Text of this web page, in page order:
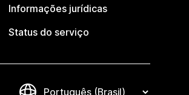
Informações jurídicas
Status do serviço